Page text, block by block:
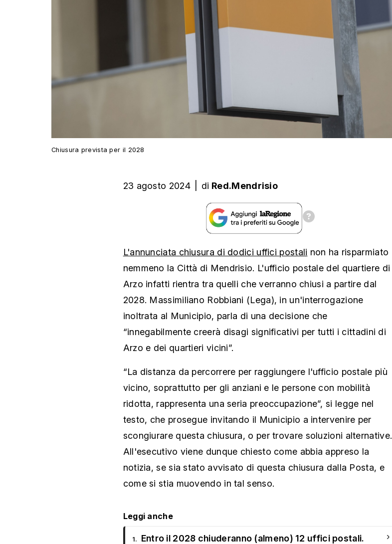
Chiusura prevista per il 2028
23 agosto 2024 di Red.Mendrisio
L'annunciata chiusura di dodici uffici postali non ha risparmiato
nemmeno la Città di Mendrisio. L'ufficio postale del quartiere di
Arzo infatti rientra tra quelli che verranno chiusi a partire dal
2028. Massimiliano Robbiani (Lega), in un'interrogazione
inoltrata al Municipio, parla di una decisione che
“innegabilmente creerà disagi significativi per tutti i cittadini di
Arzo e dei quartieri vicini”.
“La distanza da percorrere per raggiungere l'ufficio postale più
vicino, soprattutto per gli anziani e le persone con mobilità
ridotta, rappresenta una seria preoccupazione”, si legge nel
testo, che prosegue invitando il Municipio a intervenire per
scongiurare questa chiusura, o per trovare soluzioni alternative.
All'esecutivo viene dunque chiesto come abbia appreso la
notizia, se sia stato avvisato di questa chiusura dalla Posta, e
come si stia muovendo in tal senso.
Leggi anche
1.
Entro il 2028 chiuderanno (almeno) 12 uffici postali.
›